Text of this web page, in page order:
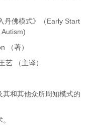
丹佛模式》（Early Start
（著）
（主译）
其和其他众所周知模式的